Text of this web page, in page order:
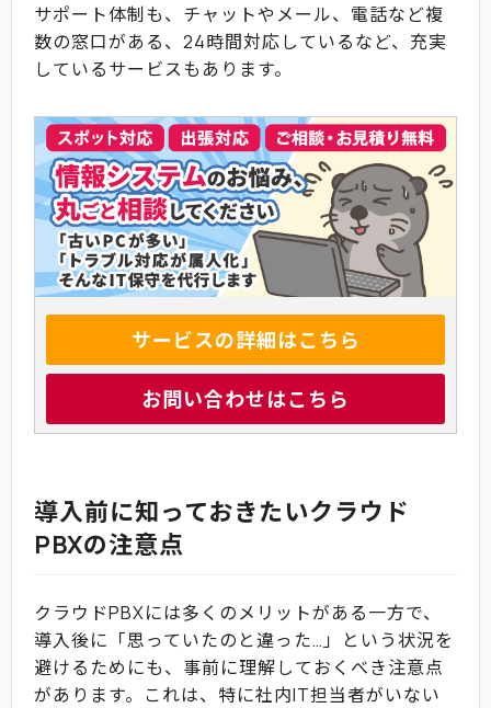
サポート体制も、チャットやメール、電話など複
数の窓口がある、24時間対応しているなど、充実
しているサービスもあります。
サービスの詳細はこちら
お問い合わせはこちら
導入前に知っておきたいクラウド
PBXの注意点
クラウドPBXには多くのメリットがある一方で、
導入後に「思っていたのと違った…」という状況を
避けるためにも、事前に理解しておくべき注意点
があります。これは、特に社内IT担当者がいない